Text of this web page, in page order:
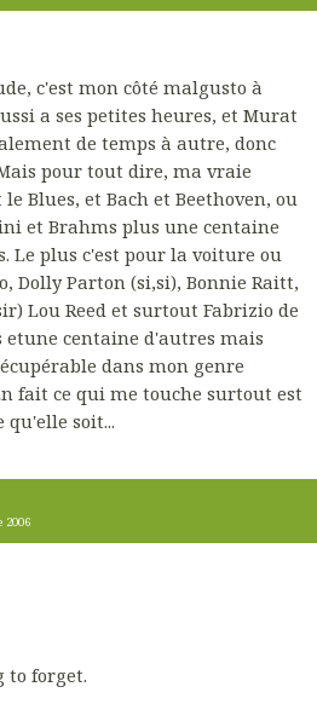
c'est mon côté malgusto à
a ses petites heures, et Murat
de temps à autre, donc
pour tout dire, ma vraie
Blues, et Bach et Beethoven, ou
et Brahms plus une centaine
Le plus c'est pour la voiture ou
Dolly Parton (si,si), Bonnie Raitt,
Lou Reed et surtout Fabrizio de
etune centaine d'autres mais
dans mon genre
fait ce qui me touche surtout est
qu'elle soit...
2006
to forget.